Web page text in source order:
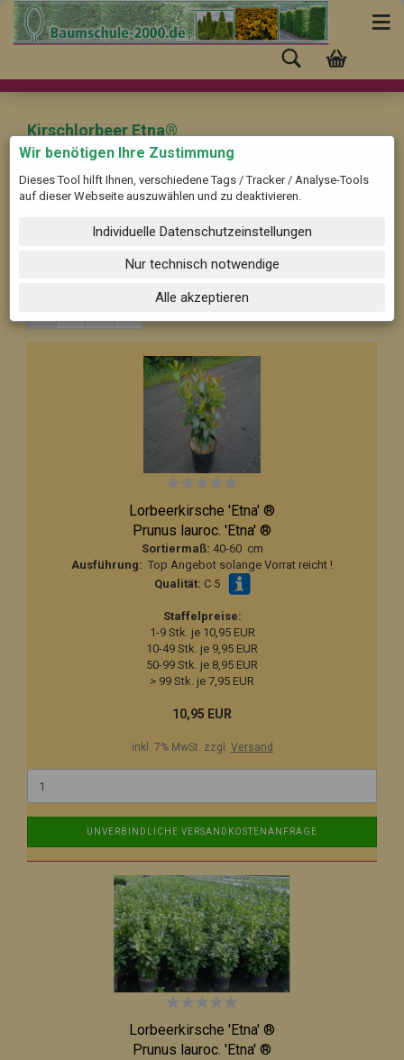
Kirschlorbeer Etna®
Beschreibung ...
Filter nach Sortiermaß in cm: Alle Größen Sortieren nach
Lorbeerkirsche 'Etna' ®
Prunus lauroc. 'Etna' ®
Sortiermaß: 40-60 cm
Ausführung: Top Angebot solange Vorrat reicht !
Qualität: C 5
Staffelpreise:
1-9 Stk. je 10,95 EUR
10-49 Stk. je 9,95 EUR
50-99 Stk. je 8,95 EUR
> 99 Stk. je 7,95 EUR
10,95 EUR
inkl. 7% MwSt. zzgl. Versand
UNVERBINDLICHE VERSANDKOSTENANFRAGE
Lorbeerkirsche 'Etna' ®
Prunus lauroc. 'Etna' ®
Wir benötigen Ihre Zustimmung
Dieses Tool hilft Ihnen, verschiedene Tags / Tracker / Analyse-Tools
auf dieser Webseite auszuwählen und zu deaktivieren.
Individuelle Datenschutzeinstellungen
Nur technisch notwendige
Alle akzeptieren